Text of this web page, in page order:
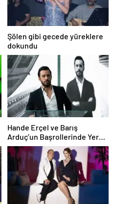
Şölen gibi gecede yüreklere
dokundu
Hande Erçel ve Barış
Arduç’un Başrollerinde Yer
Aldığı ‘Aşkı Hatırla’ Dizisinin
Tüm Bölümleri Şimdi
Disney+’ta Yayında!